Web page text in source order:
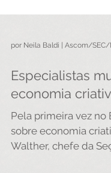
Especialistas
economia
Pela primeira vez no
sobre economia